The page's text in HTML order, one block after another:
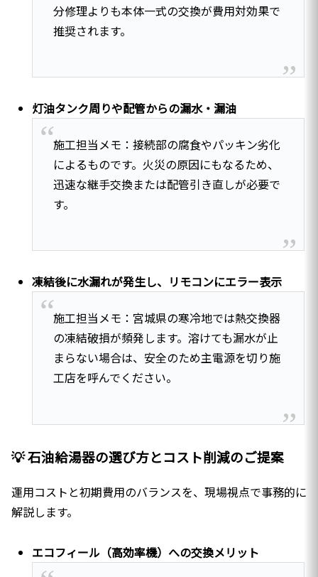
分修理よりも本体一式の交換が費用対効果で
推奨されます。
灯油タンク周りや配管からの漏水・漏油
施工担当メモ：接続部の腐食やパッキン劣化
によるものです。火災の原因にもなるため、
迅速な継手交換または配管引き直しが必要で
す。
凍結後に水漏れが発生し、リモコンにエラー表示
施工担当メモ：宮城県の寒冷地では熱交換器
の凍結破損が頻発します。溶けても漏水が止
まらない場合は、安全のため主電源を切り施
工店を呼んでください。
💡 石油給湯器の選び方とコスト削減のご提案
運用コストと初期費用のバランスを、現場視点で事務的に
解説します。
エコフィール（高効率機）への交換メリット